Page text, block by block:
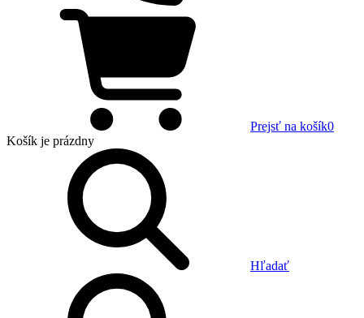
Prejsť na košík0
Košík je prázdny
Hľadať